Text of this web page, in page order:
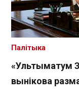
«Ультыматум
вынікова
Палітыка